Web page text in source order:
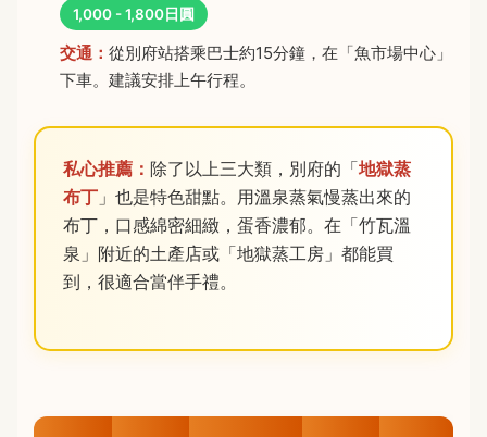
1,000 - 1,800日圓
交通： 從別府站搭乘巴士約15分鐘，在「魚市場中心」
下車。建議安排上午行程。
私心推薦： 除了以上三大類，別府的「地獄蒸
布丁 」也是特色甜點。用溫泉蒸氣慢蒸出來的
布丁，口感綿密細緻，蛋香濃郁。在「竹瓦溫
泉」附近的土產店或「地獄蒸工房」都能買
到，很適合當伴手禮。